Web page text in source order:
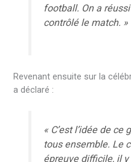
football. On a
contrôlé le match. »
Revenant ensuite sur la
a déclaré :
« C’est l’idée de ce
tous ensemble. Le
épreuve difficile, il